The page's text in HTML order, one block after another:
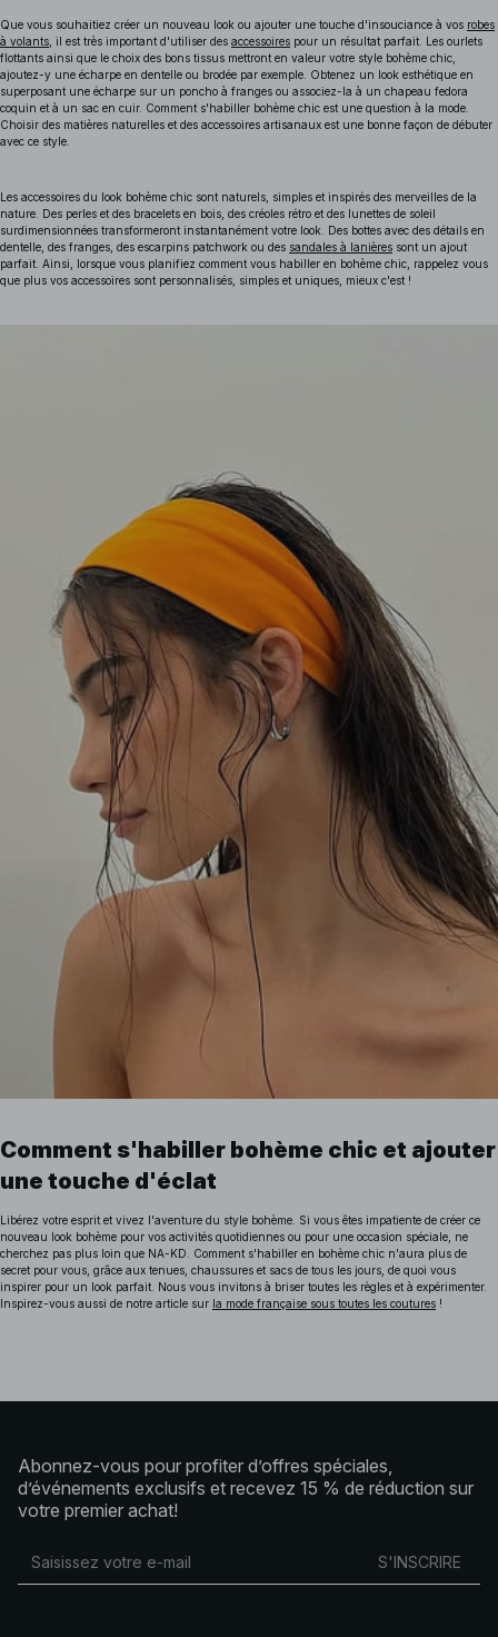
Que vous souhaitiez créer un nouveau look ou ajouter une touche d'insouciance à vos robes
à volants , il est très important d'utiliser des accessoires pour un résultat parfait. Les ourlets
flottants ainsi que le choix des bons tissus mettront en valeur votre style bohème chic,
ajoutez-y une écharpe en dentelle ou brodée par exemple. Obtenez un look esthétique en
superposant une écharpe sur un poncho à franges ou associez-la à un chapeau fedora
coquin et à un sac en cuir. Comment s'habiller bohème chic est une question à la mode.
Choisir des matières naturelles et des accessoires artisanaux est une bonne façon de débuter
avec ce style.
Les accessoires du look bohème chic sont naturels, simples et inspirés des merveilles de la
nature. Des perles et des bracelets en bois, des créoles rétro et des lunettes de soleil
surdimensionnées transformeront instantanément votre look. Des bottes avec des détails en
dentelle, des franges, des escarpins patchwork ou des sandales à lanières sont un ajout
parfait. Ainsi, lorsque vous planifiez comment vous habiller en bohème chic, rappelez vous
que plus vos accessoires sont personnalisés, simples et uniques, mieux c'est !
Comment s'habiller bohème chic et ajouter
une touche d'éclat
Libérez votre esprit et vivez l'aventure du style bohème. Si vous êtes impatiente de créer ce
nouveau look bohème pour vos activités quotidiennes ou pour une occasion spéciale, ne
cherchez pas plus loin que NA-KD. Comment s'habiller en bohème chic n'aura plus de
secret pour vous, grâce aux tenues, chaussures et sacs de tous les jours, de quoi vous
inspirer pour un look parfait. Nous vous invitons à briser toutes les règles et à expérimenter.
Inspirez-vous aussi de notre article sur la mode française sous toutes les coutures !
Abonnez-vous pour profiter d’offres spéciales,
d’événements exclusifs et recevez 15 % de réduction sur
votre premier achat!
S'INSCRIRE